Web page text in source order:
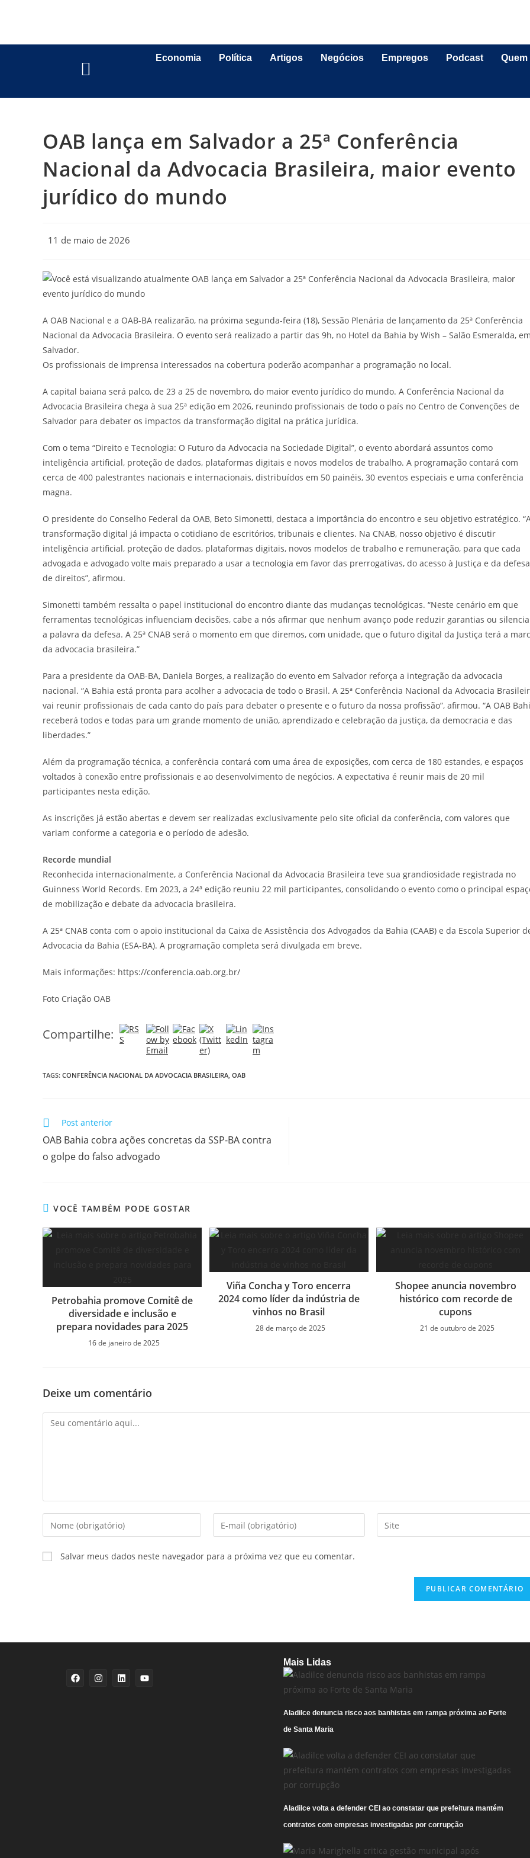
Economia Política Artigos Negócios Empregos Podcast
OAB lança em Salvador a 25ª Conferência
Nacional da Advocacia Brasileira, maior evento
jurídico do mundo
11 de maio de 2026
A OAB Nacional e a OAB-BA realizarão, na próxima segunda-feira (18), Sessão Plenária de lançamento da 25ª Conferência
Nacional da Advocacia Brasileira. O evento será realizado a partir das 9h, no Hotel da Bahia by Wish – Salão Esmeralda,
Salvador.
Os profissionais de imprensa interessados na cobertura poderão acompanhar a programação no local.
A capital baiana será palco, de 23 a 25 de novembro, do maior evento jurídico do mundo. A Conferência Nacional da
Advocacia Brasileira chega à sua 25ª edição em 2026, reunindo profissionais de todo o país no Centro de Convenções de
Salvador para debater os impactos da transformação digital na prática jurídica.
Com o tema “Direito e Tecnologia: O Futuro da Advocacia na Sociedade Digital”, o evento abordará assuntos como
inteligência artificial, proteção de dados, plataformas digitais e novos modelos de trabalho. A programação contará com
cerca de 400 palestrantes nacionais e internacionais, distribuídos em 50 painéis, 30 eventos especiais e uma conferência
magna.
O presidente do Conselho Federal da OAB, Beto Simonetti, destaca a importância do encontro e seu objetivo estratégico.
transformação digital já impacta o cotidiano de escritórios, tribunais e clientes. Na CNAB, nosso objetivo é discutir
inteligência artificial, proteção de dados, plataformas digitais, novos modelos de trabalho e remuneração, para que cada
advogada e advogado volte mais preparado a usar a tecnologia em favor das prerrogativas, do acesso à Justiça e da defesa
de direitos”, afirmou.
Simonetti também ressalta o papel institucional do encontro diante das mudanças tecnológicas. “Neste cenário em que
ferramentas tecnológicas influenciam decisões, cabe a nós afirmar que nenhum avanço pode reduzir garantias ou
a palavra da defesa. A 25ª CNAB será o momento em que diremos, com unidade, que o futuro digital da Justiça terá a
da advocacia brasileira.”
Para a presidente da OAB-BA, Daniela Borges, a realização do evento em Salvador reforça a integração da advocacia
nacional. “A Bahia está pronta para acolher a advocacia de todo o Brasil. A 25ª Conferência Nacional da Advocacia
vai reunir profissionais de cada canto do país para debater o presente e o futuro da nossa profissão”, afirmou. “A OAB
receberá todos e todas para um grande momento de união, aprendizado e celebração da justiça, da democracia e das
liberdades.”
Além da programação técnica, a conferência contará com uma área de exposições, com cerca de 180 estandes, e espaços
voltados à conexão entre profissionais e ao desenvolvimento de negócios. A expectativa é reunir mais de 20 mil
participantes nesta edição.
As inscrições já estão abertas e devem ser realizadas exclusivamente pelo site oficial da conferência, com valores que
variam conforme a categoria e o período de adesão.
Recorde mundial
Reconhecida internacionalmente, a Conferência Nacional da Advocacia Brasileira teve sua grandiosidade registrada no
Guinness World Records. Em 2023, a 24ª edição reuniu 22 mil participantes, consolidando o evento como o principal
de mobilização e debate da advocacia brasileira.
A 25ª CNAB conta com o apoio institucional da Caixa de Assistência dos Advogados da Bahia (CAAB) e da Escola Superior
Advocacia da Bahia (ESA-BA). A programação completa será divulgada em breve.
Mais informações: https://conferencia.oab.org.br/
Foto Criação OAB
Compartilhe:
TAGS: CONFERÊNCIA NACIONAL DA ADVOCACIA BRASILEIRA, OAB
Post anterior
OAB Bahia cobra ações concretas da SSP-BA contra
o golpe do falso advogado
VOCÊ TAMBÉM PODE GOSTAR
Petrobahia promove Comitê de
diversidade e inclusão e
prepara novidades para 2025
16 de janeiro de 2025
Viña Concha y Toro encerra
2024 como líder da indústria de
vinhos no Brasil
28 de março de 2025
Shopee anuncia novembro
histórico com recorde de
cupons
21 de outubro de 2025
Deixe um comentário
Salvar meus dados neste navegador para a próxima vez que eu comentar.
Mais Lidas
Aladilce denuncia risco aos banhistas em rampa próxima ao Forte
de Santa Maria
Aladilce volta a defender CEI ao constatar que prefeitura mantém
contratos com empresas investigadas por corrupção